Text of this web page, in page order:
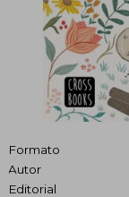
Formato
Autor
Editorial